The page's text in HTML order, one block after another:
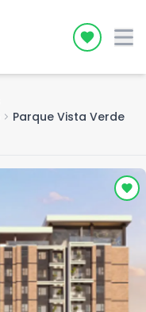
Icon
chevron_right Parque Vista Verde